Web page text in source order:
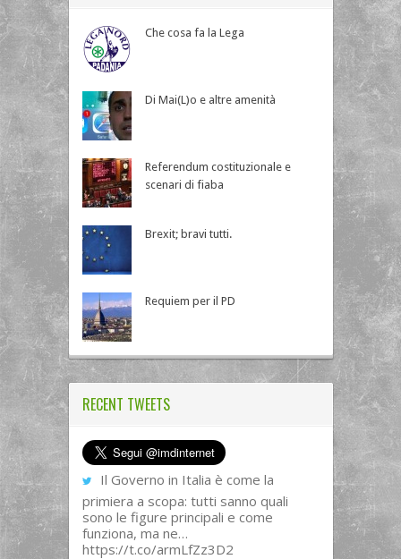
Che cosa fa la Lega
Di Mai(L)o e altre amenità
Referendum costituzionale e
scenari di fiaba
Brexit; bravi tutti.
Requiem per il PD
RECENT TWEETS
Il Governo in Italia è come la
primiera a scopa: tutti sanno quali
sono le figure principali e come
funziona, ma ne…
https://t.co/armLfZz3D2